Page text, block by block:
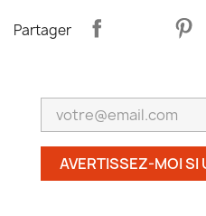
Partager
AVERTISSEZ-MOI SI